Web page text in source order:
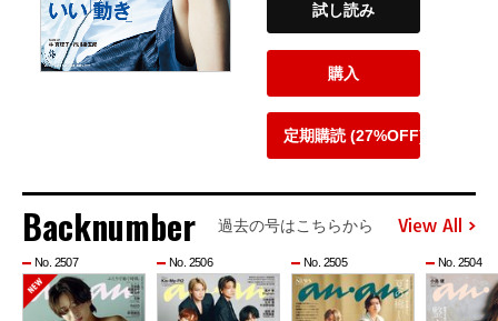
試し読み
購入
定期購読 (27%OFF)
Backnumber 過去の号はこちらから View All
No. 2507 No. 2506 No. 2505 No. 2504